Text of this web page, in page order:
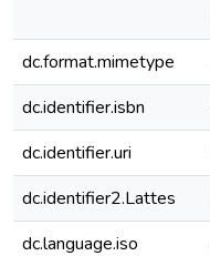
dc.format.mimetype
dc.identifier.isbn
dc.identifier.uri
dc.identifier2.Lattes
dc.language.iso